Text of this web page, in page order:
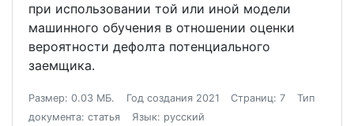
при использовании той или иной модели
машинного обучения в отношении оценки
вероятности дефолта потенциального
заемщика.
Размер: 0.03 МБ. Год создания 2021 Страниц: 7
Тип
документа: статья
Язык: русский